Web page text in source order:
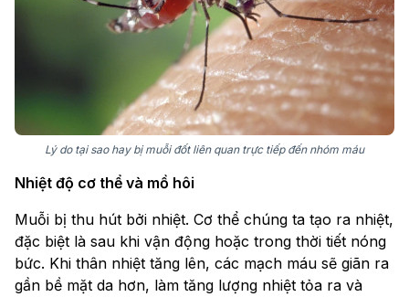
Lý do tại sao hay bị muỗi đốt liên quan trực tiếp đến nhóm máu
Nhiệt độ cơ thể và mồ hôi
Muỗi bị thu hút bởi nhiệt. Cơ thể chúng ta tạo ra nhiệt,
đặc biệt là sau khi vận động hoặc trong thời tiết nóng
bức. Khi thân nhiệt tăng lên, các mạch máu sẽ giãn ra
gần bề mặt da hơn, làm tăng lượng nhiệt tỏa ra và